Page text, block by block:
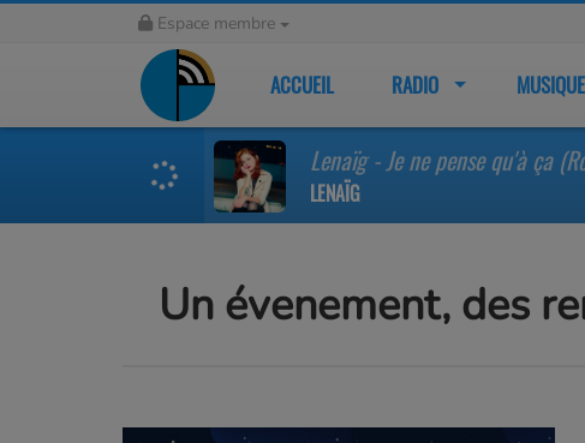
Espace membre
ACCUEIL RADIO MUSIQUE
Lenaïg - Je ne pense qu'à ça
LENAÏG
Un évenement, des